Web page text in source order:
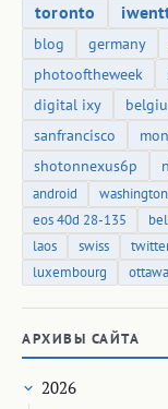
toronto
blog
germany
photooftheweek
digital ixy
sanfrancisco
shotonnexus6p
android
eos 40d 28-135
laos
swiss
luxembourg
ottawa
АРХИВЫ САЙТА
2026